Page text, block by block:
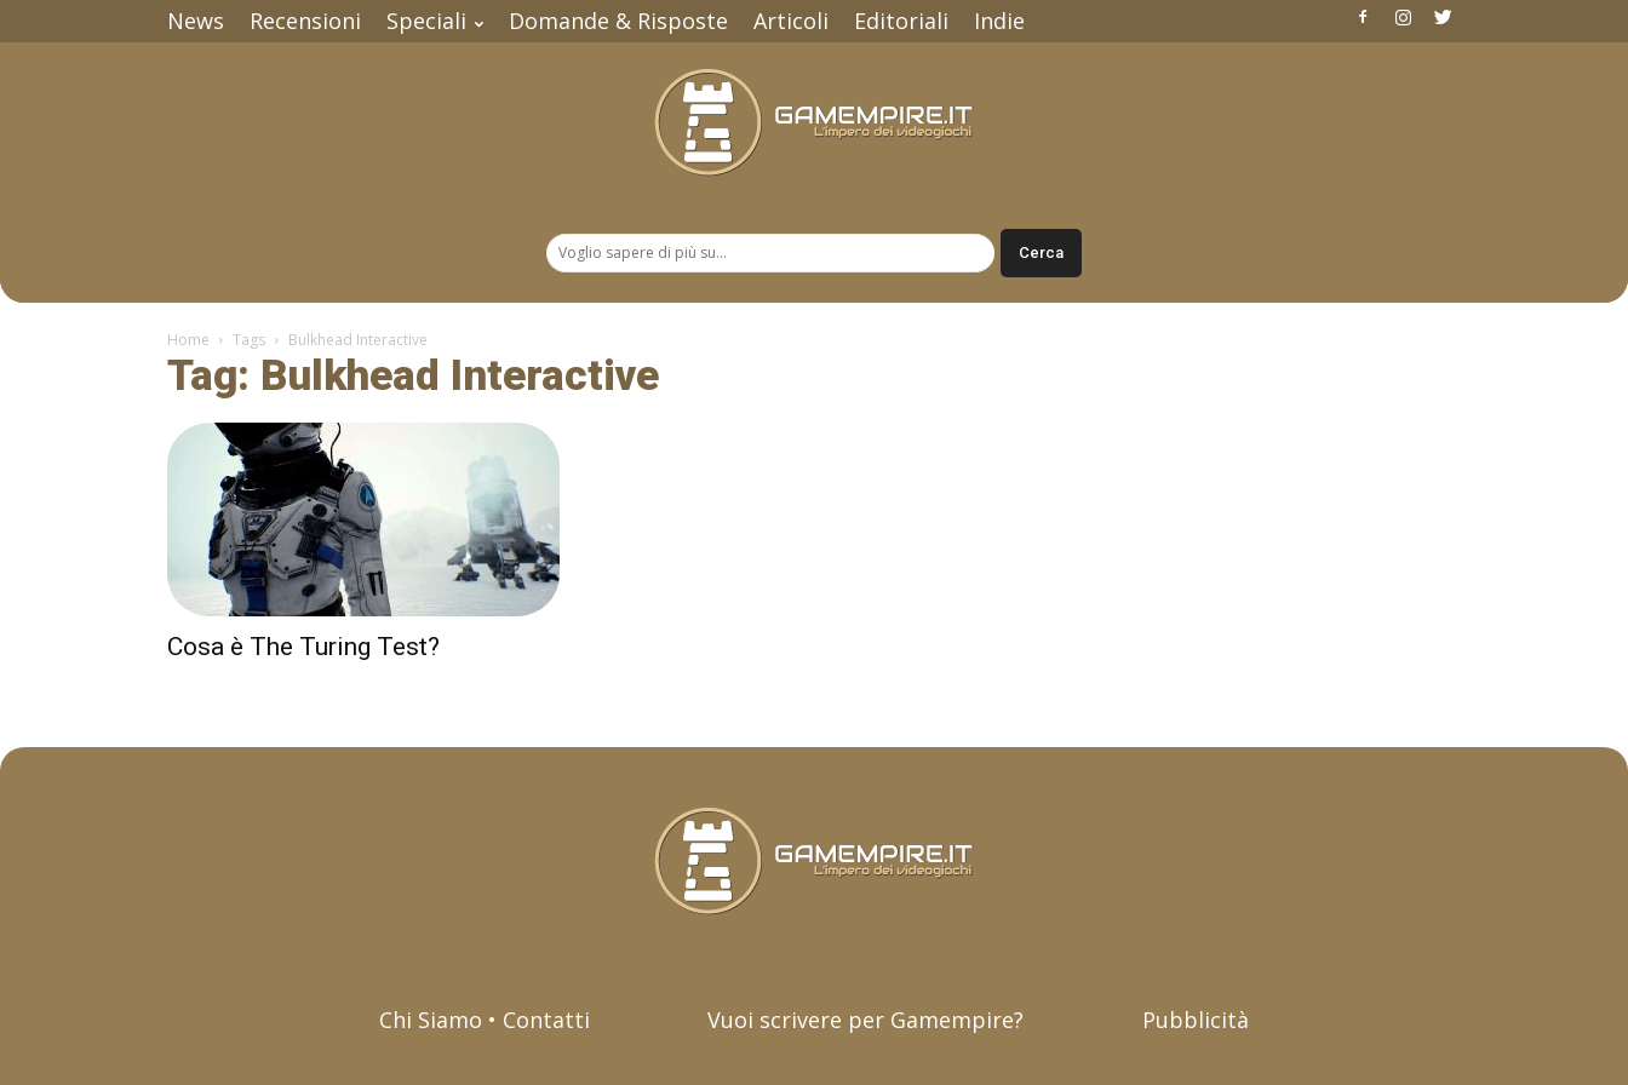
News Recensioni Speciali Domande & Risposte Articoli Editoriali Indie
Home Tags Bulkhead Interactive
Tag: Bulkhead Interactive
Cosa è The Turing Test?
Chi Siamo • Contatti Vuoi scrivere per Gamempire? Pubblicità